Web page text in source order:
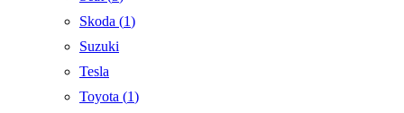
Skoda (1)
Suzuki
Tesla
Toyota (1)